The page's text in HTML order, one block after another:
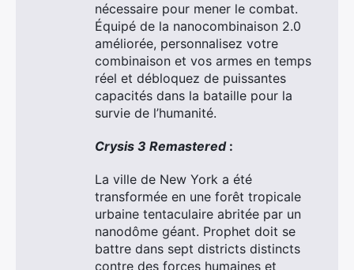
nécessaire pour mener le combat.
Équipé de la nanocombinaison 2.0
améliorée, personnalisez votre
combinaison et vos armes en temps
réel et débloquez de puissantes
capacités dans la bataille pour la
survie de l’humanité.
Crysis 3 Remastered:
La ville de New York a été
transformée en une forêt tropicale
urbaine tentaculaire abritée par un
nanodôme géant. Prophet doit se
battre dans sept districts distincts
contre des forces humaines et